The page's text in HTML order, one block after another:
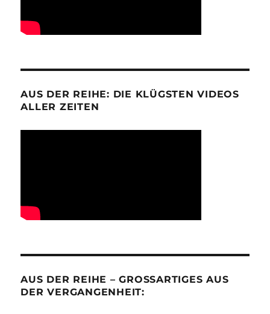
AUS DER REIHE: DIE KLÜGSTEN VIDEOS
ALLER ZEITEN
AUS DER REIHE – GROSSARTIGES AUS D
ER VERGANGENHEIT: